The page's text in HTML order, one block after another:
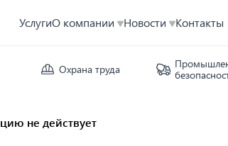
УслугиО компании Новости Контакты
Охрана труда
не действует